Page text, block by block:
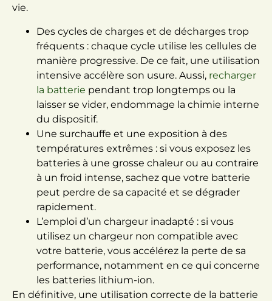
vie.
Des cycles de charges et de décharges trop
fréquents : chaque cycle utilise les cellules de
manière progressive. De ce fait, une utilisation
intensive accélère son usure. Aussi, recharger
la batterie pendant trop longtemps ou la
laisser se vider, endommage la chimie interne
du dispositif.
Une surchauffe et une exposition à des
températures extrêmes : si vous exposez les
batteries à une grosse chaleur ou au contraire
à un froid intense, sachez que votre batterie
peut perdre de sa capacité et se dégrader
rapidement.
L’emploi d’un chargeur inadapté : si vous
utilisez un chargeur non compatible avec
votre batterie, vous accélérez la perte de sa
performance, notamment en ce qui concerne
les batteries lithium-ion.
En définitive, une utilisation correcte de la batterie